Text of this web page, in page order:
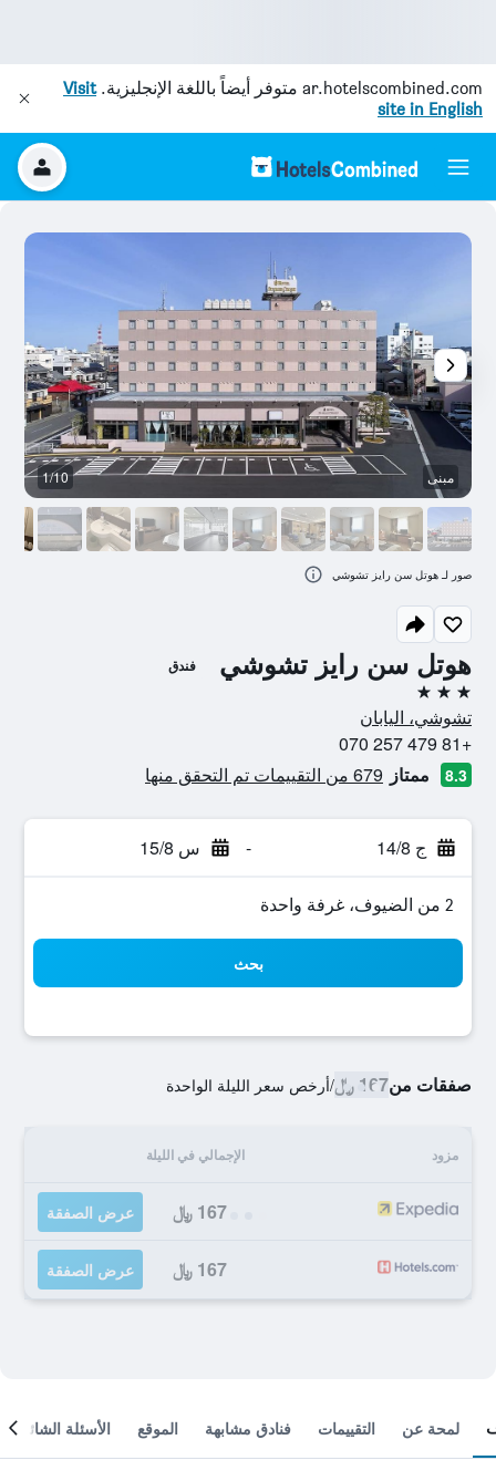
ar.hotelscombined.com متوفر أيضاً باللغة الإنجليزية.Visit
site in English
هوتل سن رايز تشوشي فندق
3 نجوم
تشوشي، اليابان
+81 479 257 070
8.3 ممتاز 679 من التقييمات تم التحقق منها
ج 14/8 - س 15/8
2 من الضيوف، غرفة واحدة
بحث
صفقات من167 ﷼ /أرخص سعر الليلة الواحدة
مزود الإجمالي في الليلة
167 ﷼ عرض الصفقة
167 ﷼ عرض الصفقة
مبنى 1/10
صور لـ هوتل سن رايز تشوشي
لمحة عن التقييمات فنادق مشابهة الموقع الأسئلة الشائعة